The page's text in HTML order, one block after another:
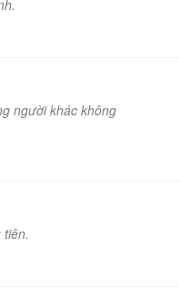
người khác không